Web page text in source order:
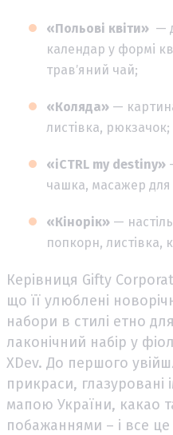
«Польові квіти» —
календар у формі
травʼяний чай;
«Коляда» —
листівка, рюкзачок;
«iCTRL my destiny»
чашка, масажер
«Кінорік» —
попкорн, листівка,
Керівниця Gifty
що її улюблені
набори в стилі етно
лаконічний набір у
XDev. До першого
прикраси, глазуровані
мапою України, какао
побажаннями – і все